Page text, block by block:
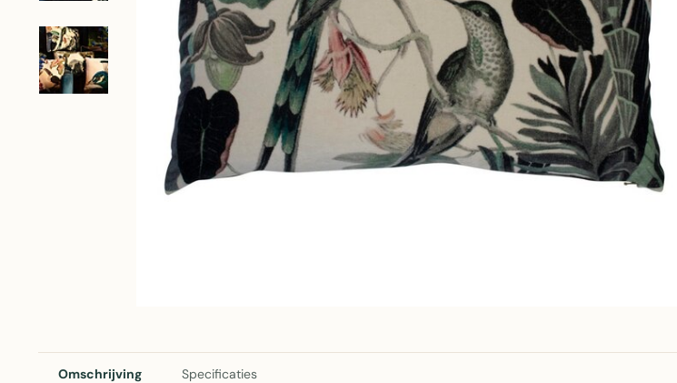
Omschrijving Specificaties